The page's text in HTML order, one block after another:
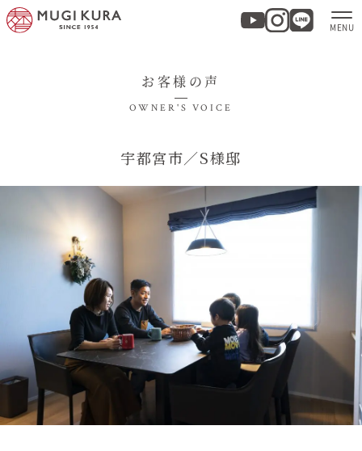
実例集・お客様の声
家づくりについて
むぎくらについて
お客様の声
OWNER'S VOICE
宇都宮市／S様邸